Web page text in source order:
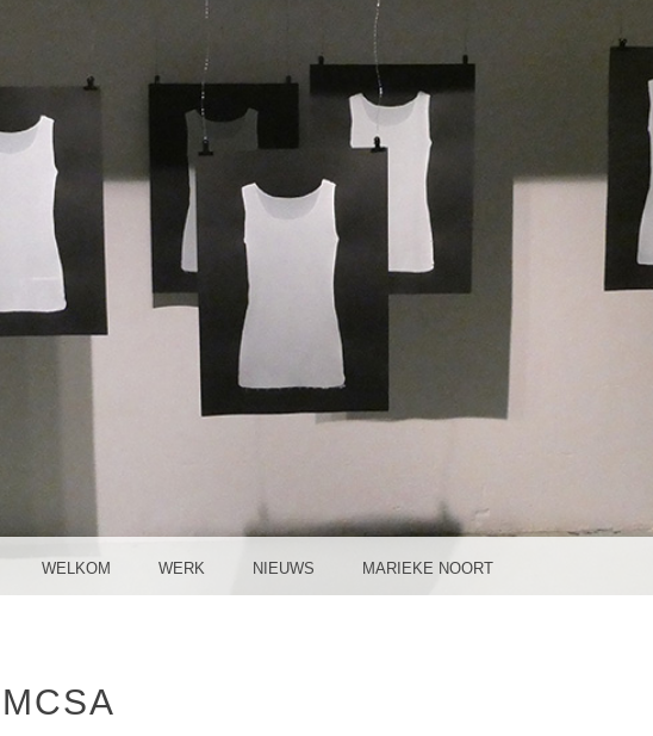
WELKOM WERK NIEUWS MARIEKE NOORT
MCSA